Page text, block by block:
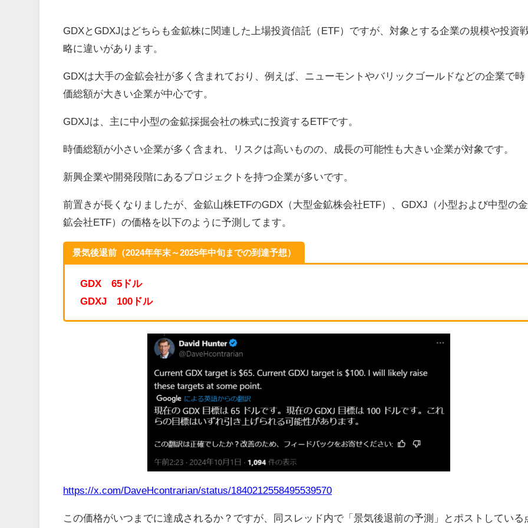
GDXとGDXJはどちらも金鉱株に関連した上場投資信託（ETF）ですが、対象とする企業の規模や投資
略に違いがあります。
GDXは大手の金鉱会社が多く含まれており、例えば、ニューモントやバリックゴールドなどの企業で時
価総額が大きい企業が中心です。
GDXJは、主に中小型の金鉱採掘会社の株式に投資するETFです。
時価総額が小さい企業が多く含まれ、リスクは高いものの、成長の可能性も大きい企業が対象です。
新興企業や開発段階にあるプロジェクトを持つ企業が多いです。
前置きが長くなりましたが、金鉱山株ETFのGDX（大型金鉱株会社ETF）、GDXJ（小型および中型の金
鉱会社ETF）の価格を以下のように予測してます。
景気後退前（2024年年末～2025年中旬までの到達予想）
GDX 65ドル
GDXJ 100ドル
https://x.com/DaveHcontrarian/status/1840212558495539570
この価格がいつまでに達成されるか？ですが、同スレッド内で「景気後退前の予測」とポストしている